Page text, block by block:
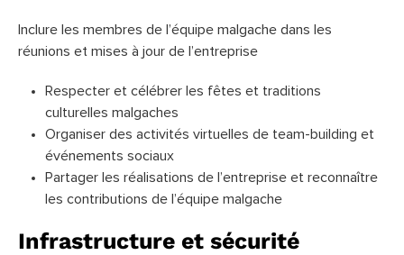
Inclure les membres de l’équipe malgache dans les
réunions et mises à jour de l’entreprise
Respecter et célébrer les fêtes et traditions
culturelles malgaches
Organiser des activités virtuelles de team-building et
événements sociaux
Partager les réalisations de l’entreprise et reconnaître
les contributions de l’équipe malgache
Infrastructure et sécurité